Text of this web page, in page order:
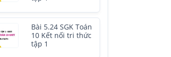
Bài 5.24 SGK Toán
10 Kết nối tri thức
tập 1